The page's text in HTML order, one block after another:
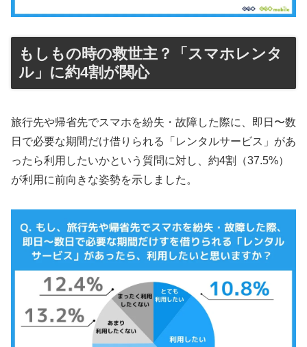
もしもの時の救世主？「スマホレンタ
ル」に約4割が関心
旅行先や帰省先でスマホを紛失・故障した際に、即日〜数
日で必要な期間だけ借りられる「レンタルサービス」があ
ったら利用したいかという質問に対し、約4割（37.5%）
が利用に前向きな姿勢を示しました。